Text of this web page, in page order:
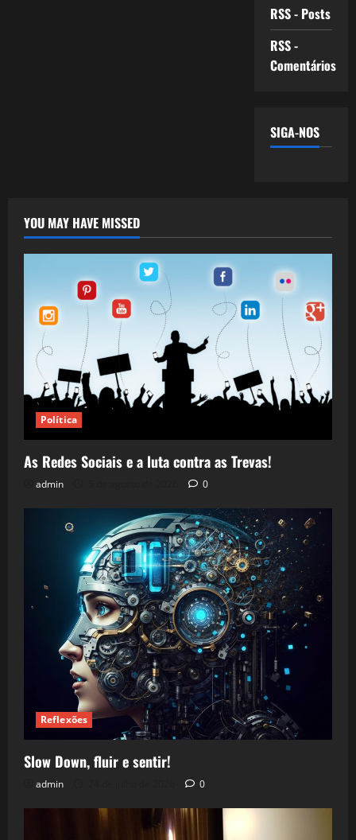
RSS - Posts
RSS -
Comentários
SIGA-NOS
YOU MAY HAVE MISSED
Política
As Redes Sociais e a luta contra as Trevas!
admin 0
Reflexões
Slow Down, fluir e sentir!
admin 0